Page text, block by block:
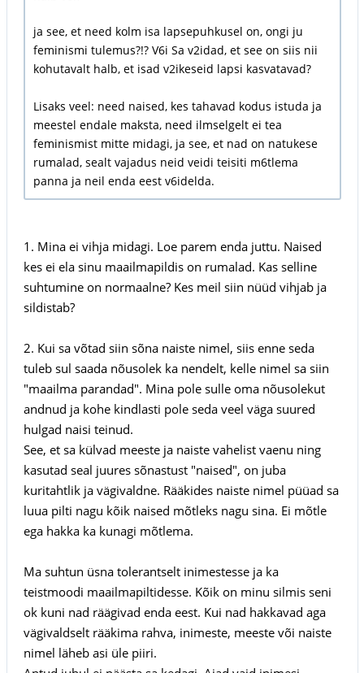
ja see, et need kolm isa lapsepuhkusel on, ongi ju
feminismi tulemus?!? V6i Sa v2idad, et see on siis nii
kohutavalt halb, et isad v2ikeseid lapsi kasvatavad?
Lisaks veel: need naised, kes tahavad kodus istuda ja
meestel endale maksta, need ilmselgelt ei tea
feminismist mitte midagi, ja see, et nad on natukese
rumalad, sealt vajadus neid veidi teisiti m6tlema
panna ja neil enda eest v6idelda.
1. Mina ei vihja midagi. Loe parem enda juttu. Naised
kes ei ela sinu maailmapildis on rumalad. Kas selline
suhtumine on normaalne? Kes meil siin nüüd vihjab ja
sildistab?
2. Kui sa võtad siin sõna naiste nimel, siis enne seda
tuleb sul saada nõusolek ka nendelt, kelle nimel sa siin
"maailma parandad". Mina pole sulle oma nõusolekut
andnud ja kohe kindlasti pole seda veel väga suured
hulgad naisi teinud.
See, et sa külvad meeste ja naiste vahelist vaenu ning
kasutad seal juures sõnastust "naised", on juba
kuritahtlik ja vägivaldne. Rääkides naiste nimel püüad sa
luua pilti nagu kõik naised mõtleks nagu sina. Ei mõtle
ega hakka ka kunagi mõtlema.
Ma suhtun üsna tolerantselt inimestesse ja ka
teistmoodi maailmapiltidesse. Kõik on minu silmis seni
ok kuni nad räägivad enda eest. Kui nad hakkavad aga
vägivaldselt rääkima rahva, inimeste, meeste või naiste
nimel läheb asi üle piiri.